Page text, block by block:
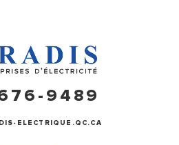
9489
ELECTRIQUE.QC.CA